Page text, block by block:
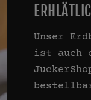
Unser
ist auch